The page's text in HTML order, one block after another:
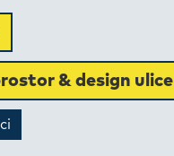
& design ulice